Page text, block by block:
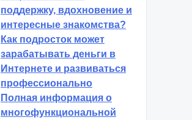
поддержку, вдохновение и
интересные знакомства?
Как подросток может
зарабатывать деньги в
Интернете и развиваться
профессионально
Полная информация о
многофункциональной